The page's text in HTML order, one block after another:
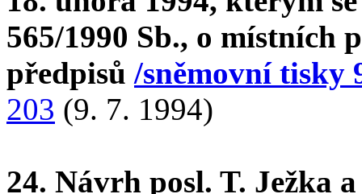
565/1990 Sb., o místních
předpisů /sněmovní tisky
203 (9. 7. 1994)
24. Návrh posl. T. Ježka